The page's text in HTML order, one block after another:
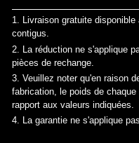
1. Livraison gratuite
contigus.
2. La réduction ne s'applique
pièces de rechange.
3. Veuillez noter qu'en raison
fabrication, le poids de
rapport aux valeurs indiquées.
4. La garantie ne s'applique